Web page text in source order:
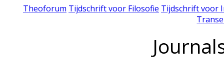
Theoforum Tijdschrift voor Filosofie Tijdschrift voor